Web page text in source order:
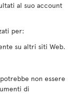
al suo account
per:
su altri siti Web.
non essere
di